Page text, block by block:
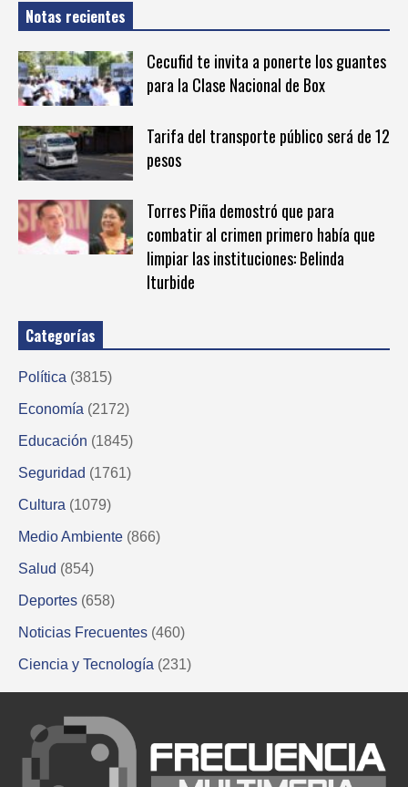
Notas recientes
Cecufid te invita a ponerte los guantes
para la Clase Nacional de Box
Tarifa del transporte público será de 12
pesos
Torres Piña demostró que para
combatir al crimen primero había que
limpiar las instituciones: Belinda
Iturbide
Categorías
Política (3815)
Economía (2172)
Educación (1845)
Seguridad (1761)
Cultura (1079)
Medio Ambiente (866)
Salud (854)
Deportes (658)
Noticias Frecuentes (460)
Ciencia y Tecnología (231)